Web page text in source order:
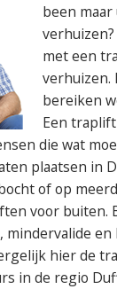
been
met een
verhuizen.
bereiken
Een
die wat
plaatsen in
of op
voor buiten.
en
hier de
in de regio